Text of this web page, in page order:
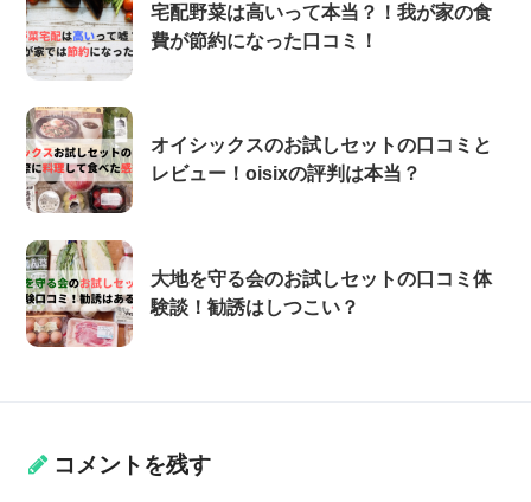
宅配野菜は高いって本当？！我が家の食
費が節約になった口コミ！
オイシックスのお試しセットの口コミと
レビュー！oisixの評判は本当？
大地を守る会のお試しセットの口コミ体
験談！勧誘はしつこい？
コメントを残す